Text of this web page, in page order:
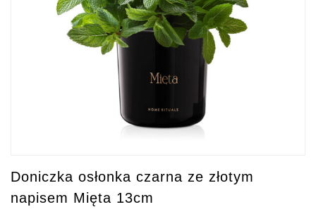
Doniczka osłonka czarna ze złotym
napisem Mięta 13cm